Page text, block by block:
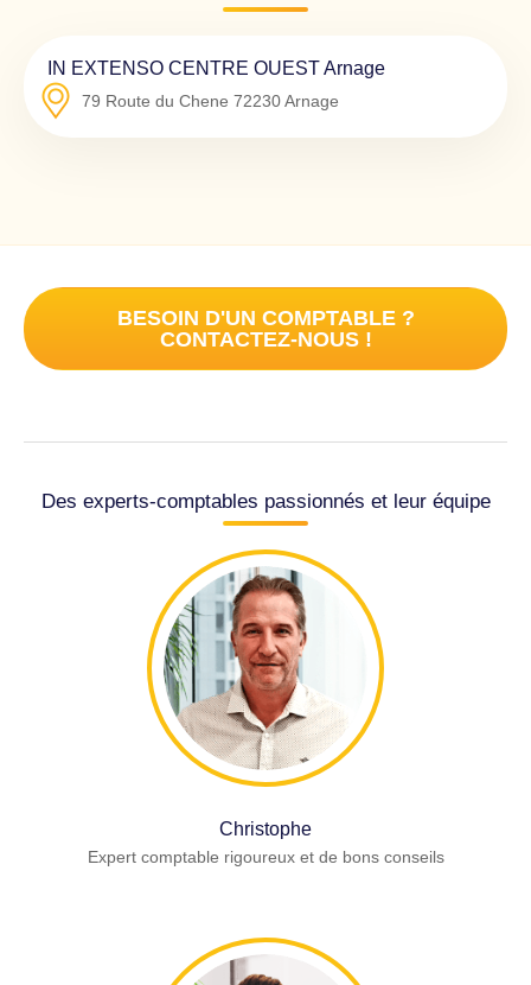
IN EXTENSO CENTRE OUEST Arnage
79 Route du Chene 72230Arnage
BESOIN D'UN COMPTABLE ?
CONTACTEZ-NOUS !
Des experts-comptables passionnés et leur équipe
Christophe
Expert comptable rigoureux et de bons conseils